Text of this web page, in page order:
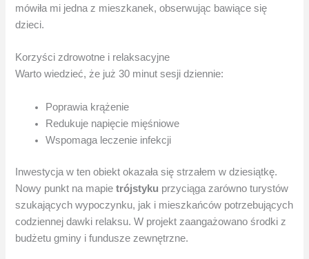
mówiła mi jedna z mieszkanek, obserwując bawiące się
dzieci.
Korzyści zdrowotne i relaksacyjne
Warto wiedzieć, że już 30 minut sesji dziennie:
Poprawia krążenie
Redukuje napięcie mięśniowe
Wspomaga leczenie infekcji
Inwestycja w ten obiekt okazała się strzałem w dziesiątkę.
Nowy punkt na mapietrójstyku przyciąga zarówno turystów
szukających wypoczynku, jak i mieszkańców potrzebujących
codziennej dawki relaksu. W projekt zaangażowano środki z
budżetu gminy i fundusze zewnętrzne.